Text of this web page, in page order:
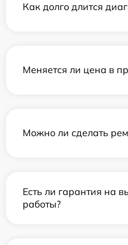
Как долго длится
Меняется ли цена в
Можно ли сделать
Есть ли гарантия на
работы?